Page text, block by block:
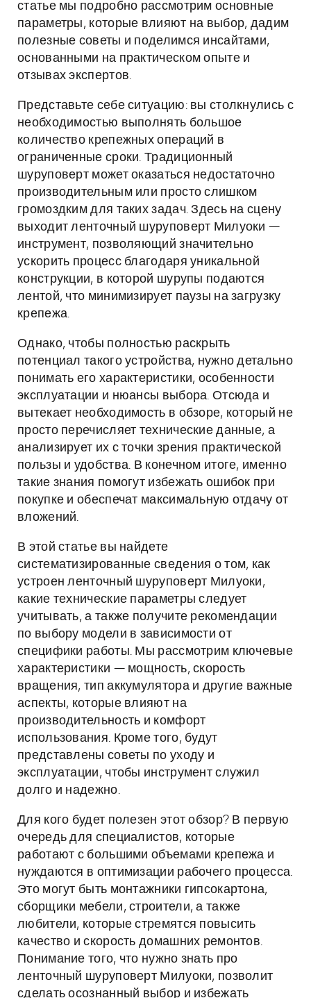
статье мы подробно рассмотрим основные
параметры, которые влияют на выбор, дадим
полезные советы и поделимся инсайтами,
основанными на практическом опыте и
отзывах экспертов.
Представьте себе ситуацию: вы столкнулись с
необходимостью выполнять большое
количество крепежных операций в
ограниченные сроки. Традиционный
шуруповерт может оказаться недостаточно
производительным или просто слишком
громоздким для таких задач. Здесь на сцену
выходит ленточный шуруповерт Милуоки —
инструмент, позволяющий значительно
ускорить процесс благодаря уникальной
конструкции, в которой шурупы подаются
лентой, что минимизирует паузы на загрузку
крепежа.
Однако, чтобы полностью раскрыть
потенциал такого устройства, нужно детально
понимать его характеристики, особенности
эксплуатации и нюансы выбора. Отсюда и
вытекает необходимость в обзоре, который не
просто перечисляет технические данные, а
анализирует их с точки зрения практической
пользы и удобства. В конечном итоге, именно
такие знания помогут избежать ошибок при
покупке и обеспечат максимальную отдачу от
вложений.
В этой статье вы найдете
систематизированные сведения о том, как
устроен ленточный шуруповерт Милуоки,
какие технические параметры следует
учитывать, а также получите рекомендации
по выбору модели в зависимости от
специфики работы. Мы рассмотрим ключевые
характеристики — мощность, скорость
вращения, тип аккумулятора и другие важные
аспекты, которые влияют на
производительность и комфорт
использования. Кроме того, будут
представлены советы по уходу и
эксплуатации, чтобы инструмент служил
долго и надежно.
Для кого будет полезен этот обзор? В первую
очередь для специалистов, которые
работают с большими объемами крепежа и
нуждаются в оптимизации рабочего процесса.
Это могут быть монтажники гипсокартона,
сборщики мебели, строители, а также
любители, которые стремятся повысить
качество и скорость домашних ремонтов.
Понимание того, что нужно знать про
ленточный шуруповерт Милуоки, позволит
сделать осознанный выбор и избежать